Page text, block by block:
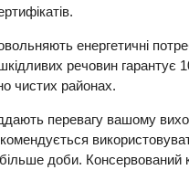
енергетичні
речовин гарантує
чистих районах.
перевагу вашому
доби. Консервований